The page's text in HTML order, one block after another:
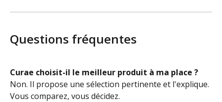
Questions fréquentes
Curae choisit-il le meilleur produit à ma place ?
Non. Il propose une sélection pertinente et l'explique.
Vous comparez, vous décidez.